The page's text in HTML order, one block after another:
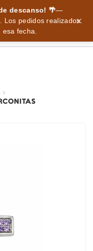
descanso! 🌴—
. Los pedidos realizados
esa fecha.